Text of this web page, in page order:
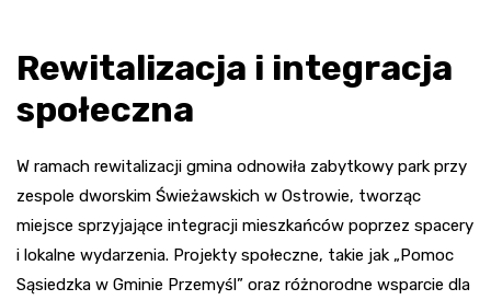
Rewitalizacja i integracja
społeczna
W ramach rewitalizacji gmina odnowiła zabytkowy park przy
zespole dworskim Świeżawskich w Ostrowie, tworząc
miejsce sprzyjające integracji mieszkańców poprzez spacery
i lokalne wydarzenia. Projekty społeczne, takie jak „Pomoc
Sąsiedzka w Gminie Przemyśl” oraz różnorodne wsparcie dla